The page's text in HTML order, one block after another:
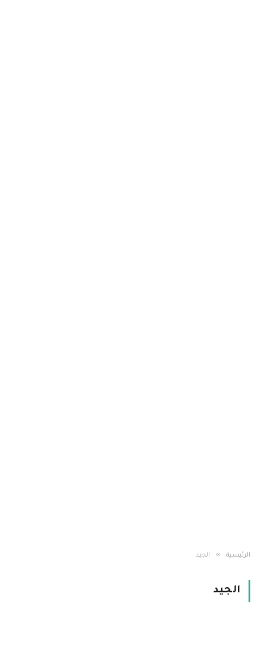
الرئيسية » الجيد
الجيد